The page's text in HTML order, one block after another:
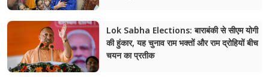
Lok Sabha Elections: बाराबंकी से सीएम योगी
की हुंकार, यह चुनाव राम भक्तों और राम द्रोहियों बीच
चयन का प्रतीक
लखनऊ